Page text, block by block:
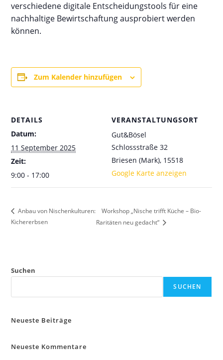
verschiedene digitale Entscheidungstools für eine
nachhaltige Bewirtschaftung ausprobiert werden
können.
Zum Kalender hinzufügen
DETAILS
Datum:
11 September 2025
Zeit:
9:00 - 17:00
VERANSTALTUNGSORT
Gut&Bösel
Schlossstraße 32
Briesen (Mark), 15518
Google Karte anzeigen
Anbau von Nischenkulturen:
Kichererbsen
Workshop „Nische trifft Küche – Bio-
Raritäten neu gedacht“
Suchen
SUCHEN
Neueste Beiträge
Neueste Kommentare